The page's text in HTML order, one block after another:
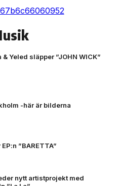
Yeled släpper ”JOHN WICK”
-här är bilderna
”BARETTA”
nytt artistprojekt med